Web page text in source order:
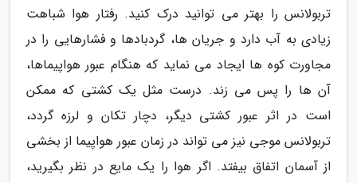
تربولانس را بهتر می توانید درک کنید. رفتار هوا شباهت
زیادی به آب دارد و جریان ها، گردبادها و فشارهایی را در
مجاورت کوه ها ایجاد می نماید که هنگام عبور هواپیماها،
آن ها را پس می زند. درست مثل یک کشتی که ممکن
است در اثر عبور کشتی دیگر، دچار تکان و لرزه گردد،
تربولانس موجی نیز می تواند در زمان عبور هواپیما از بخشی
از آسمان اتفاق بیفتد. اگر هوا را یک مایع در نظر بگیرید،